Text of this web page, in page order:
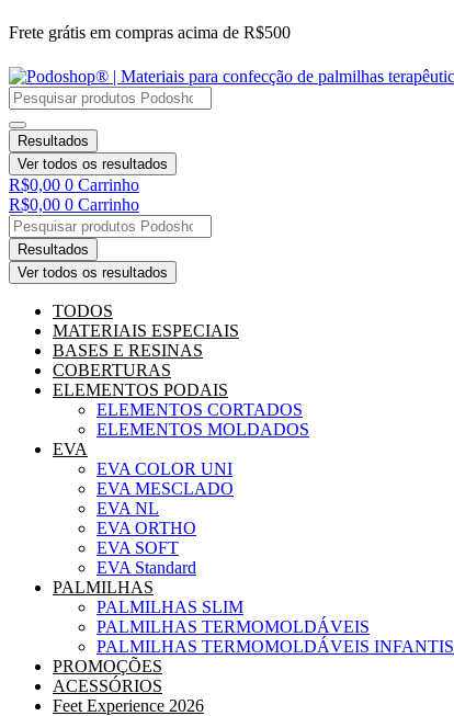
Ir
o
conteúdo
Frete grátis em compras acima de R$500
Resultados
Ver todos os resultados
R$0,00 0 Carrinho
R$0,00 0 Carrinho
Resultados
Ver todos os resultados
TODOS
MATERIAIS ESPECIAIS
BASES E RESINAS
COBERTURAS
ELEMENTOS PODAIS
ELEMENTOS CORTADOS
ELEMENTOS MOLDADOS
EVA
EVA COLOR UNI
EVA MESCLADO
EVA NL
EVA ORTHO
EVA SOFT
EVA Standard
PALMILHAS
PALMILHAS SLIM
PALMILHAS TERMOMOLDÁVEIS
PALMILHAS TERMOMOLDÁVEIS INFANTIS
PROMOÇÕES
ACESSÓRIOS
Feet Experience 2026